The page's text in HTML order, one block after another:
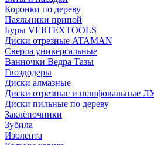
Коронки по дереву
Паяльники припой
Буры VERTEXTOOLS
Диски отрезные ATAMAN
Сверла универсальные
Ванночки Ведра Тазы
Гвоздодеры
Диски алмазные
Диски отрезные и шлифовальные
Диски пильные по дереву
Заклёпочники
Зубила
Изолента